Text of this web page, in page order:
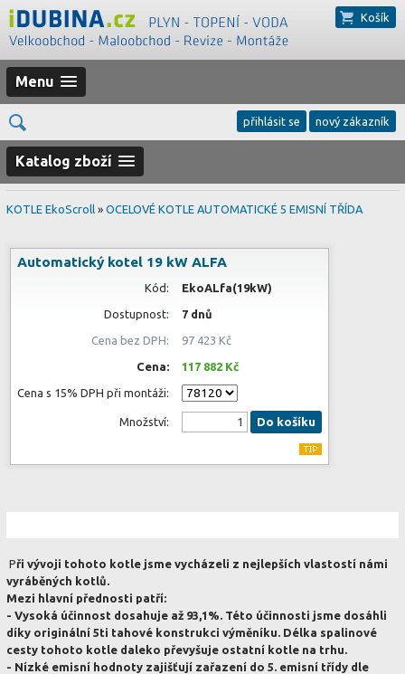
Košík
Menu
přihlásit se nový zákazník
Katalog zboží
KOTLE EkoScroll » OCELOVÉ KOTLE AUTOMATICKÉ 5 EMISNÍ TŘÍDA
Automatický kotel 19 kW ALFA
Kód: EkoALfa(19kW)
Dostupnost: 7 dnů
Cena bez DPH: 97 423 Kč
Cena: 117 882 Kč
Cena s 15% DPH při montáži:
Množství: Do košíku
Při vývoji tohoto kotle jsme vycházeli z nejlepších vlastostí námi
vyráběných kotlů.
Mezi hlavní přednosti patří:
- Vysoká účinnost dosahuje až 93,1% . Této účinnosti jsme dosáhli
díky originální 5ti tahové konstrukci výměníku. Délka spalinové
cesty tohoto kotle daleko převyšuje ostatní kotle na trhu.
- Nízké emisní hodnoty zajišťují zařazení do 5. emisní třídy dle